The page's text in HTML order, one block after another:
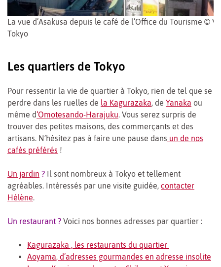
La vue d’Asakusa depuis le café de l’Office du Tourisme ©
Tokyo
Les quartiers de Tokyo
Pour ressentir la vie de quartier à Tokyo, rien de tel que se
perdre dans les ruelles de la Kagurazaka, de Yanaka ou
même d‘Omotesando-Harajuku. Vous serez surpris de
trouver des petites maisons, des commerçants et des
artisans. N’hésitez pas à faire une pause dans un de nos
cafés préférés !
Un jardin ? Il sont nombreux à Tokyo et tellement
agréables. Intéressés par une visite guidée, contacter
Hélène.
Un restaurant ? Voici nos bonnes adresses par quartier :
Kagurazaka , les restaurants du quartier
Aoyama, d’adresses gourmandes en adresse insolite